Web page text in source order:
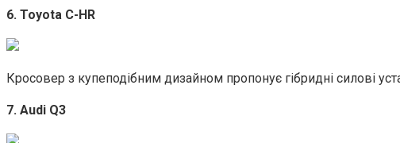
6. Toyota C-HR
Кросовер з купеподібним дизайном пропонує гібридні силові
7. Audi Q3